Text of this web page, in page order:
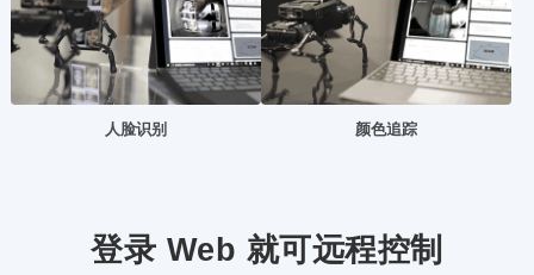
人脸识别 颜色追踪
登录 Web 就可远程控制